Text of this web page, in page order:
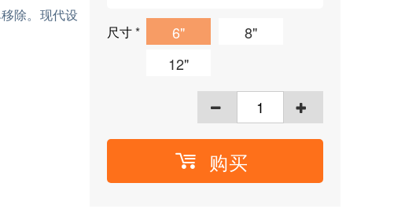
除。现代设
尺寸* 6"
8"
12"
购买